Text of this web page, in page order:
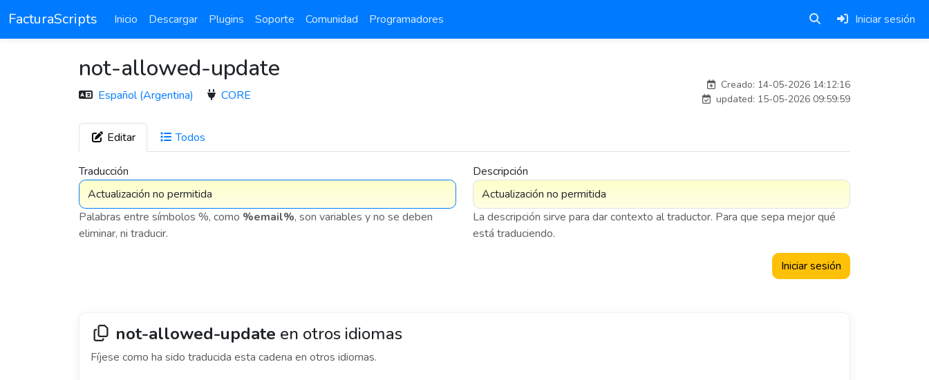
FacturaScripts Inicio Descargar Plugins Soporte Comunidad Programadores Iniciar sesión
not-allowed-update
Español (Argentina) CORE
Creado: 14-05-2026 14:12:16
updated: 15-05-2026 09:59:59
Editar Todos
Traducción
Palabras entre símbolos %, como %email%, son variables y no se deben
eliminar, ni traducir.
Descripción
La descripción sirve para dar contexto al traductor. Para que sepa mejor qué
está traduciendo.
Iniciar sesión
not-allowed-update en otros idiomas
Fíjese como ha sido traducida esta cadena en otros idiomas.